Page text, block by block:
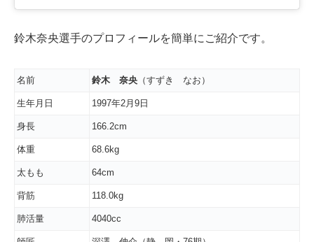
鈴木奈央選手のプロフィールを簡単にご紹介です。
名前 鈴木 奈央 （すずき なお）
生年月日 1997年2月9日
身長 166.2cm
体重 68.6kg
太もも 64cm
背筋 118.0kg
肺活量 4040cc